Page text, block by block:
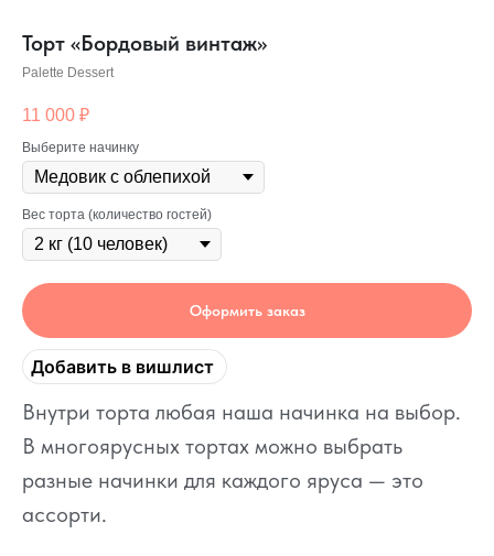
Торт «Бордовый винтаж»
Palette Dessert
11 000 ₽
Выберите начинку
Вес торта (количество гостей)
Оформить заказ
Добавить в вишлист
Внутри торта любая наша начинка на выбор.
В многоярусных тортах можно выбрать
разные начинки для каждого яруса — это
ассорти.